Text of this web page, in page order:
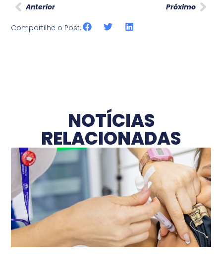
Anterior Próximo
Compartilhe o Post:
NOTÍCIAS
RELACIONADAS